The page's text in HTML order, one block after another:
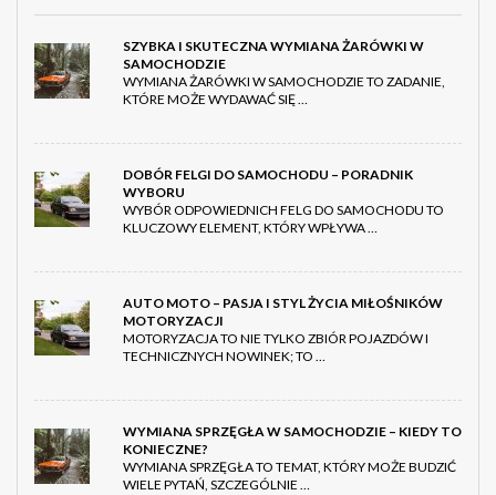
SZYBKA I SKUTECZNA WYMIANA ŻARÓWKI W
SAMOCHODZIE
WYMIANA ŻARÓWKI W SAMOCHODZIE TO ZADANIE,
KTÓRE MOŻE WYDAWAĆ SIĘ …
DOBÓR FELGI DO SAMOCHODU – PORADNIK
WYBORU
WYBÓR ODPOWIEDNICH FELG DO SAMOCHODU TO
KLUCZOWY ELEMENT, KTÓRY WPŁYWA …
AUTO MOTO – PASJA I STYL ŻYCIA MIŁOŚNIKÓW
MOTORYZACJI
MOTORYZACJA TO NIE TYLKO ZBIÓR POJAZDÓW I
TECHNICZNYCH NOWINEK; TO …
WYMIANA SPRZĘGŁA W SAMOCHODZIE – KIEDY TO
KONIECZNE?
WYMIANA SPRZĘGŁA TO TEMAT, KTÓRY MOŻE BUDZIĆ
WIELE PYTAŃ, SZCZEGÓLNIE …